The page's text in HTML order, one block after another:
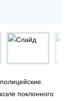
поклонного